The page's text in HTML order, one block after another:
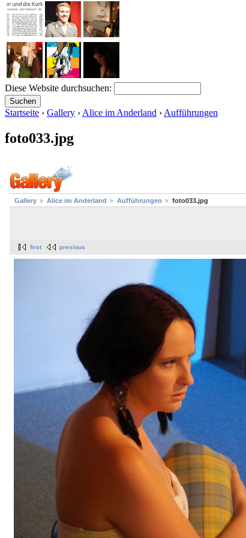
Diese Website durchsuchen:
Startseite › Gallery › Alice im Anderland › Aufführungen
foto033.jpg
Gallery Alice im Anderland Aufführungen foto033.jpg
first previous